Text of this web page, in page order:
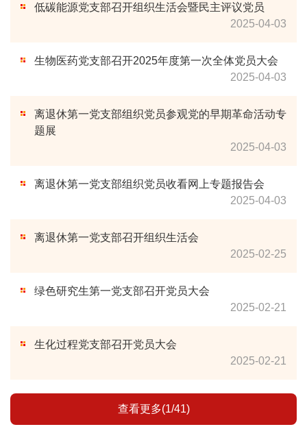
低碳能源党支部召开组织生活会暨民主评议党员
2025-04-03
生物医药党支部召开2025年度第一次全体党员大会
2025-04-03
离退休第一党支部组织党员参观党的早期革命活动专
题展
2025-04-03
离退休第一党支部组织党员收看网上专题报告会
2025-04-03
离退休第一党支部召开组织生活会
2025-02-25
绿色研究生第一党支部召开党员大会
2025-02-21
生化过程党支部召开党员大会
2025-02-21
查看更多(1/41)